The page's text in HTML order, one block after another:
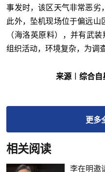
事发时，该区天气非常恶劣
此外，坠机现场位于偏远山
（海洛英原料），并有武
组织活动，环境复杂，为调
来源︱综合自
更多
相关阅读
李在明邀